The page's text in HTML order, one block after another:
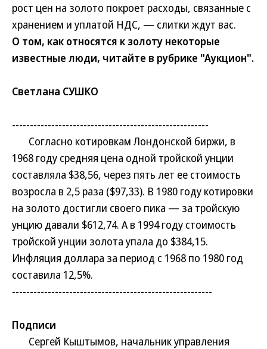
рост цен на золото покроет расходы, связанные с
хранением и уплатой НДС, — слитки ждут вас.
О том, как относятся к золоту некоторые
известные люди, читайте в рубрике "Аукцион".
Светлана СУШКО
-------------------------------------------------------
Согласно котировкам Лондонской биржи, в
1968 году средняя цена одной тройской унции
составляла $38,56, через пять лет ее стоимость
возросла в 2,5 раза ($97,33). В 1980 году котировки
на золото достигли своего пика — за тройскую
унцию давали $612,74. А в 1994 году стоимость
тройской унции золота упала до $384,15.
Инфляция доллара за период с 1968 по 1980 год
составила 12,5%.
--------------------------------------------------------
Подписи
Сергей Кыштымов, начальник управления